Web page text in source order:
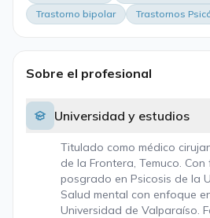
Trastorno bipolar
Trastornos
Sobre el profesional
Universidad y estudios
Titulado como médico
de la Frontera, Temuco.
posgrado en Psicosis de la
Salud mental con enfoque
Universidad de Valparaíso.